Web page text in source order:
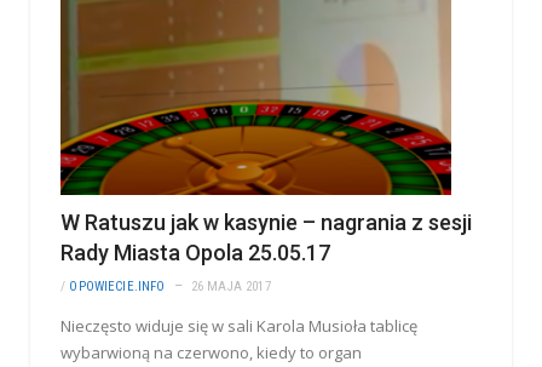
W Ratuszu jak w kasynie – nagrania z sesji
Rady Miasta Opola 25.05.17
/ OPOWIECIE.INFO 26 MAJA 2017
Nieczęsto widuje się w sali Karola Musioła tablicę
wybarwioną na czerwono, kiedy to organ